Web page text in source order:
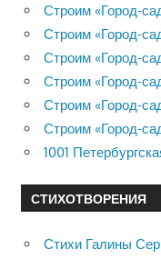
Строим «Город-
Строим «Город-
Строим «Город-
Строим «Город-
Строим «Город-
Строим «Город-
1001
СТИХОТВОРЕНИЯ
Стихи Галины